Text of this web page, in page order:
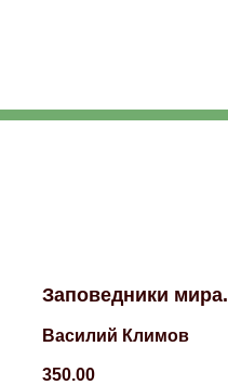
Заповедники
Василий Климов
350.00